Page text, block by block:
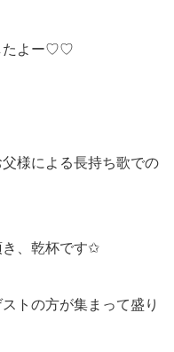
たよー♡♡
様による長持ち歌での
き、乾杯です✩
トの方が集まって盛り